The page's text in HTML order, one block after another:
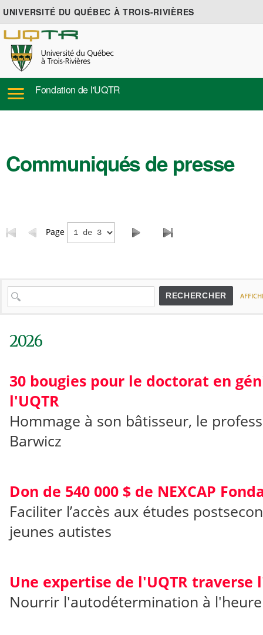
UNIVERSITÉ DU QUÉBEC À TROIS-RIVIÈRES
Fondation de l'UQTR
Communiqués de presse
Page
RECHERCHER
2026
30 bougies pour le doctorat en
l'UQTR
Hommage à son bâtisseur, le
Barwicz
Don de 540 000 $ de NEXCAP
Faciliter l’accès aux études
jeunes autistes
Une expertise de l'UQTR
Nourrir l'autodétermination à